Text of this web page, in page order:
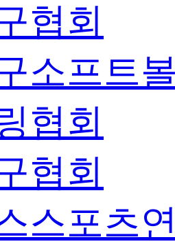
협회
소프트
협회
협회
스포츠